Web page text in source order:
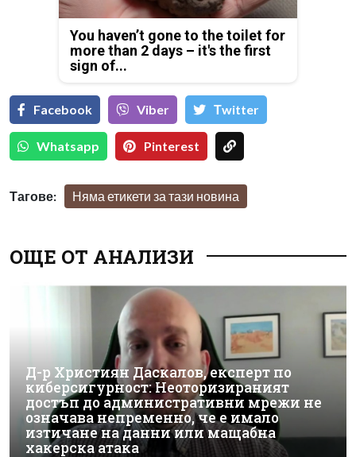
You haven’t gone to the toilet for
more than 2 days – it's the first
sign of...
Facebook Viber Тwitter
Whatsapp Pinterest
Тагове: Няма етикети за тази новина
ОЩЕ ОТ АНАЛИЗИ
Д-р Християн Даскалов, експерт по
киберсигурност: Неоторизираният
достъп до административни мрежи не
означава непременно, че е имало
изтичане на данни или мащабна
хакерска атака